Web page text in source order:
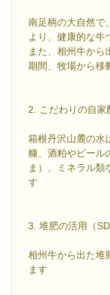
南足柄の大自然で
より、健康的な牛
また、相州牛から
期間、牧場から移
2. こだわりの自家
箱根丹沢山麓の水
糠、酒粕やビール
ま）、ミネラル類
す
3. 堆肥の活用（
相州牛から出た堆
ます